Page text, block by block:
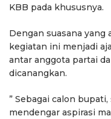
KBB pada khususnya.
Dengan suasana yang
kegiatan ini menjadi
antar anggota partai
dicanangkan.
” Sebagai calon
mendengar aspirasi